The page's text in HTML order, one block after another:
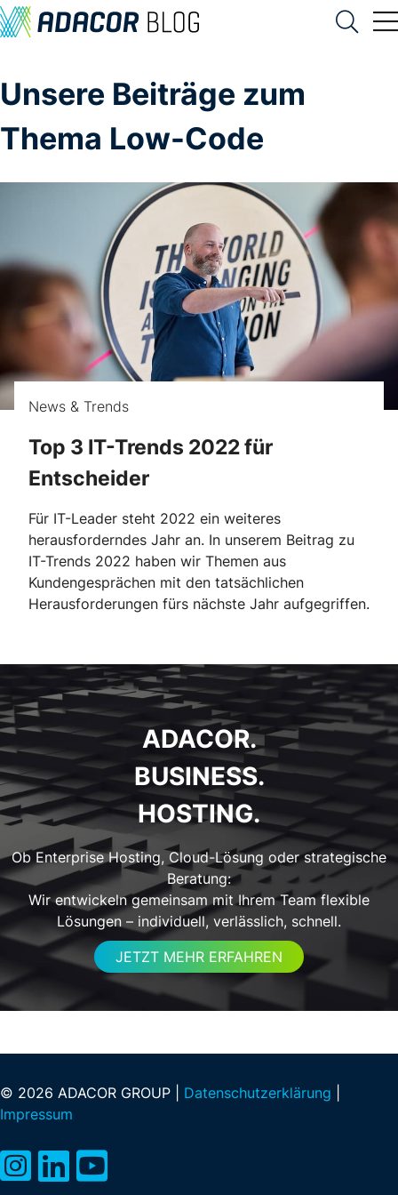
Unsere Beiträge zum
Thema Low-Code
News & Trends
Top 3 IT-Trends 2022 für
Entscheider
Für IT-Leader steht 2022 ein weiteres
herausforderndes Jahr an. In unserem Beitrag zu
IT-Trends 2022 haben wir Themen aus
Kundengesprächen mit den tatsächlichen
Herausforderungen fürs nächste Jahr aufgegriffen.
ADACOR.
BUSINESS.
HOSTING.
Ob Enterprise Hosting, Cloud-Lösung oder strategische
Beratung:
Wir entwickeln gemeinsam mit Ihrem Team flexible
Lösungen – individuell, verlässlich, schnell.
JETZT MEHR ERFAHREN
© 2026 ADACOR GROUP | Datenschutzerklärung
Impressum